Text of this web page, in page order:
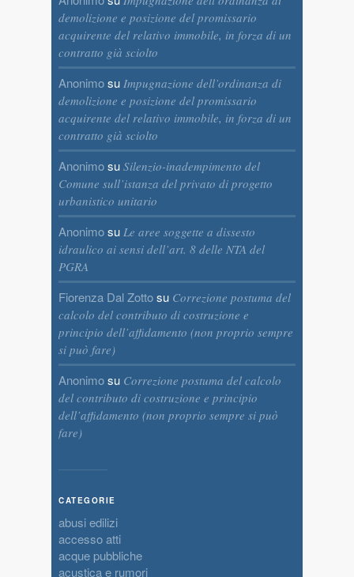
demolizione e posizione del promissario
acquirente del relativo immobile, in forza di un
contratto già sciolto
Anonimosu Impugnazione dell’ordinanza di
demolizione e posizione del promissario
acquirente del relativo immobile, in forza di un
contratto già sciolto
Anonimosu Silenzio-inadempimento del
Comune sull’istanza del privato di progetto
urbanistico unitario
Anonimosu Le aree soggette a dissesto
idraulico ai sensi dell’art. 8 delle NTA del
PGRA
Fiorenza Dal Zottosu Correzione postuma del
calcolo del contributo di costruzione e
principio dell’affidamento (non proprio sempre
si può fare)
Anonimosu Correzione postuma del calcolo
del contributo di costruzione e principio
dell’affidamento (non proprio sempre si può
fare)
CATEGORIE
abusi edilizi
accesso atti
acque pubbliche
acustica e rumori